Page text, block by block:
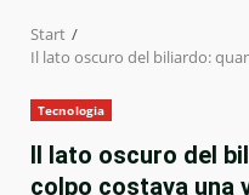
Start
Il lato oscuro del biliardo:
Tecnologia
Il lato oscuro del
colpo costava una